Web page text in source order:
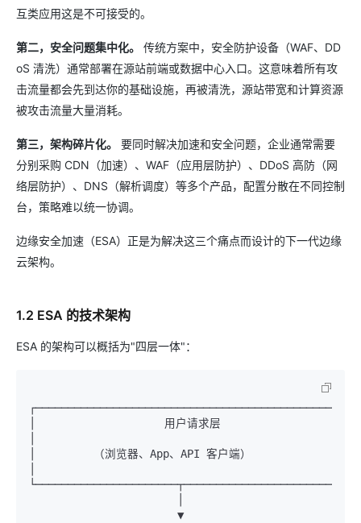
互类应用这是不可接受的。
第二，安全问题集中化。
传统方案中，安全防护设备（WAF、DD
oS 清洗）通常部署在源站前端或数据中心入口。这意味着所有攻
击流量都会先到达你的基础设施，再被清洗，源站带宽和计算资源
被攻击流量大量消耗。
第三，架构碎片化。
要同时解决加速和安全问题，企业通常需要
分别采购 CDN（加速）、WAF（应用层防护）、DDoS 高防（网
络层防护）、DNS（解析调度）等多个产品，配置分散在不同控制
台，策略难以统一协调。
边缘安全加速（ESA）正是为解决这三个痛点而设计的下一代边缘
云架构。
1.2 ESA 的技术架构
ESA 的架构可以概括为"四层一体"：
│                    用户请求层
│         （浏览器、App、API 客户端）